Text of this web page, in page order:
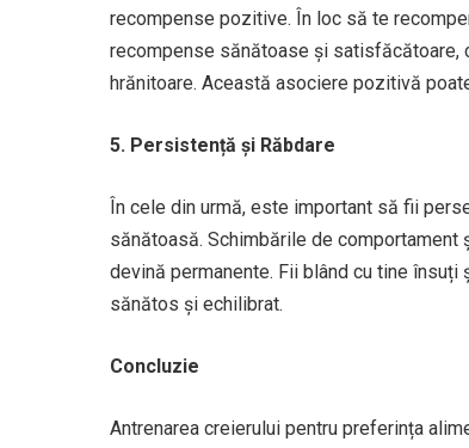
recompense pozitive. În loc să te
recompense sănătoase și satisfăcătoare,
hrănitoare. Această asociere pozitivă
5. Persistență și Răbdare
În cele din urmă, este important să fii
sănătoasă. Schimbările de
devină permanente. Fii blând cu tine
sănătos și echilibrat.
Concluzie
Antrenarea creierului pentru preferința